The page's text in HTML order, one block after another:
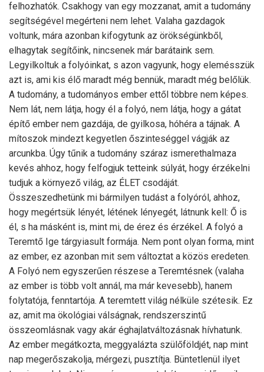
felhozhatók. Csakhogy van egy mozzanat, amit a tudomány
segítségével megérteni nem lehet. Valaha gazdagok
voltunk, mára azonban kifogytunk az örökségünkből,
elhagytak segítőink, nincsenek már barátaink sem.
Legyilkoltuk a folyóinkat, s azon vagyunk, hogy elemésszük
azt is, ami kis élő maradt még bennük, maradt még belőlük.
A tudomány, a tudományos ember ettől többre nem képes.
Nem lát, nem látja, hogy él a folyó, nem látja, hogy a gátat
építő ember nem gazdája, de gyilkosa, hóhéra a tájnak. A
mítoszok mindezt kegyetlen őszinteséggel vágják az
arcunkba. Úgy tűnik a tudomány száraz ismerethalmaza
kevés ahhoz, hogy felfogjuk tetteink súlyát, hogy érzékelni
tudjuk a környező világ, az ÉLET csodáját.
Összeszedhetünk mi bármilyen tudást a folyóról, ahhoz,
hogy megértsük lényét, létének lényegét, látnunk kell: Ő is
él, s ha másként is, mint mi, de érez és érzékel. A folyó a
Teremtő Ige tárgyiasult formája. Nem pont olyan forma, mint
az ember, ez azonban mit sem változtat a közös eredeten.
A Folyó nem egyszerűen részese a Teremtésnek (valaha
az ember is több volt annál, ma már kevesebb), hanem
folytatója, fenntartója. A teremtett világ nélküle szétesik. Ez
az, amit ma ökológiai válságnak, rendszerszintű
összeomlásnak vagy akár éghajlatváltozásnak hívhatunk.
Az ember megátkozta, meggyalázta szülőföldjét, nap mint
nap megerőszakolja, mérgezi, pusztítja. Büntetlenül ilyet